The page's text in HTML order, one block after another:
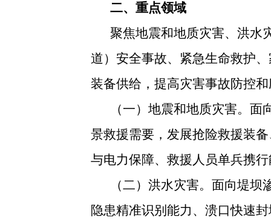
二、重点领域
聚焦地震和地质灾害、洪水
道）安全事故、紧急生命救护
装备供给，提高灾害事故防控
（一）地震和地质灾害。
景救援需要，发展抢险救援装
与电力保障、救援人员单兵携
（二）洪水灾害。面向堤
隐患精准识别能力、溃口快速